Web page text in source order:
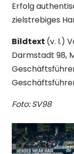
Erfolg
zielstrebiges
Bildtext (v. l.)
Darmstadt 98,
Foto: SV98